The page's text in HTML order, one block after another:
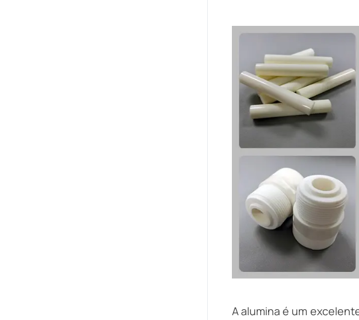
A alumina é um